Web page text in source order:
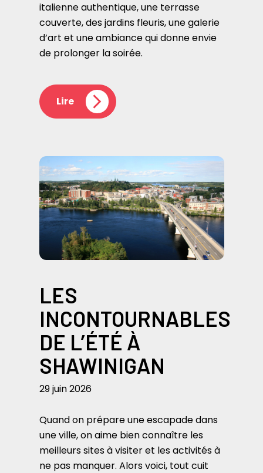
italienne authentique, une terrasse
couverte, des jardins fleuris, une galerie
d’art et une ambiance qui donne envie
de prolonger la soirée.
Lire
LES
INCONTOURNABLES
DE L’ÉTÉ À
SHAWINIGAN
29 juin 2026
Quand on prépare une escapade dans
une ville, on aime bien connaître les
meilleurs sites à visiter et les activités à
ne pas manquer. Alors voici, tout cuit